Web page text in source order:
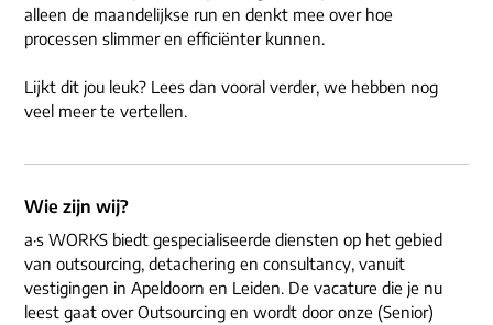
alleen de maandelijkse run en denkt mee over hoe
processen slimmer en efficiënter kunnen.
Lijkt dit jou leuk? Lees dan vooral verder, we hebben nog
veel meer te vertellen.
Wie zijn wij?
a·s WORKS biedt gespecialiseerde diensten op het gebied
van outsourcing, detachering en consultancy, vanuit
vestigingen in Apeldoorn en Leiden. De vacature die je nu
leest gaat over Outsourcing en wordt door onze (Senior)